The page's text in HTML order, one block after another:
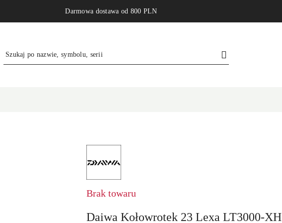
Darmowa dostawa od 800 PLN
NAZWA
DAIWA
Brak towaru
Daiwa Kołowrotek 23 Lexa LT3000-XH